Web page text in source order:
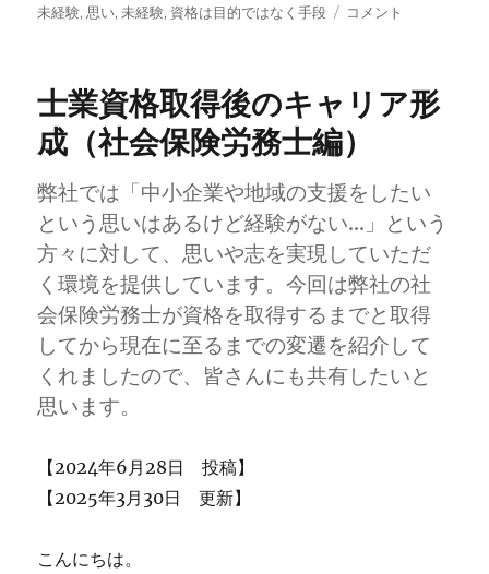
者
日:
グ
未経験, 思い, 未経験, 資格は目的ではなく手段
思
ニ
ッ
ク？
コメント
士業資格取得後のキャリア形
成（社会保険労務士編）
弊社では「中小企業や地域の支援をしたい
という思いはあるけど経験がない…」という
方々に対して、思いや志を実現していただ
く環境を提供しています。今回は弊社の社
会保険労務士が資格を取得するまでと取得
してから現在に至るまでの変遷を紹介して
くれましたので、皆さんにも共有したいと
思います。
【2024年6月28日 投稿】
【2025年3月30日 更新】
こんにちは。